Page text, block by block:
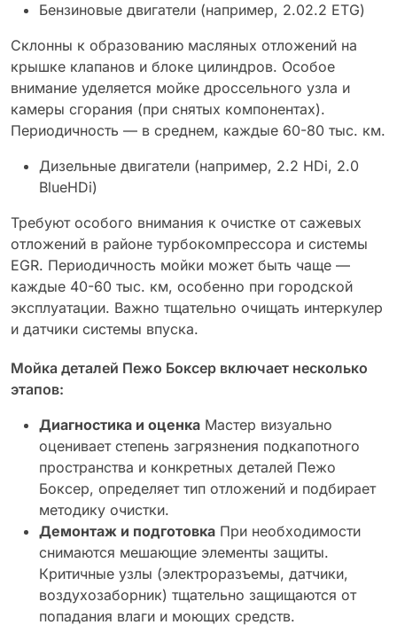
Бензиновые двигатели (например, 2.02.2 ETG)
Склонны к образованию масляных отложений на
крышке клапанов и блоке цилиндров. Особое
внимание уделяется мойке дроссельного узла и
камеры сгорания (при снятых компонентах).
Периодичность — в среднем, каждые 60-80 тыс. км.
Дизельные двигатели (например, 2.2 HDi, 2.0
BlueHDi)
Требуют особого внимания к очистке от сажевых
отложений в районе турбокомпрессора и системы
EGR. Периодичность мойки может быть чаще —
каждые 40-60 тыс. км, особенно при городской
эксплуатации. Важно тщательно очищать интеркулер
и датчики системы впуска.
Мойка деталей Пежо Боксер включает несколько
этапов:
Диагностика и оценка Мастер визуально
оценивает степень загрязнения подкапотного
пространства и конкретных деталей Пежо
Боксер, определяет тип отложений и подбирает
методику очистки.
Демонтаж и подготовка При необходимости
снимаются мешающие элементы защиты.
Критичные узлы (электроразъемы, датчики,
воздухозаборник) тщательно защищаются от
попадания влаги и моющих средств.